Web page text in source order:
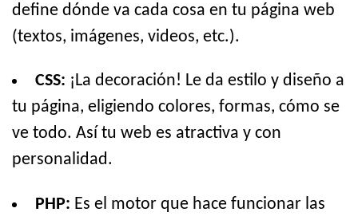
define dónde va cada cosa en tu página web
(textos, imágenes, videos, etc.).
CSS: ¡La decoración! Le da estilo y diseño a
tu página, eligiendo colores, formas, cómo se
ve todo. Así tu web es atractiva y con
personalidad.
PHP: Es el motor que hace funcionar las